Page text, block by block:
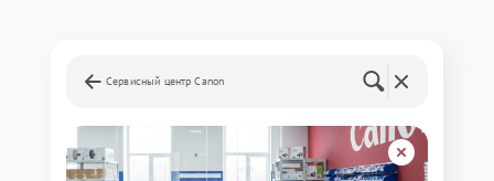
Сервисный центр Canon